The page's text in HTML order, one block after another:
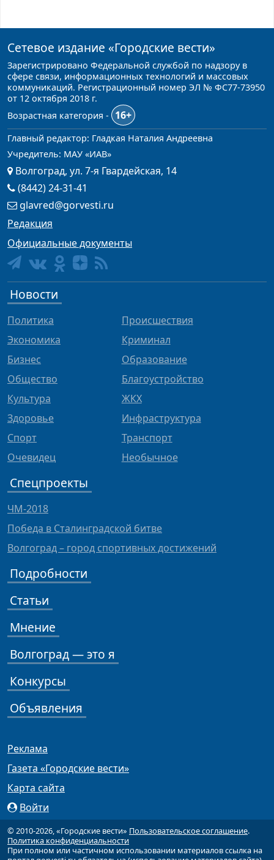
Сетевое издание «Городские вести»
Зарегистрировано Федеральной службой по надзору в
сфере связи, информационных технологий и массовых
коммуникаций. Регистрационный номер ЭЛ № ФС77-73950
от 12 октября 2018 г.
Возрастная категория -
16+
Главный редактор: Гладкая Наталия Андреевна
Учредитель: МАУ «ИАВ»
Волгоград, ул. 7-я Гвардейская, 14
(8442) 24-31-41
glavred@gorvesti.ru
Редакция
Официальные документы
Новости
Политика
Экономика
Бизнес
Общество
Культура
Здоровье
Спорт
Очевидец
Происшествия
Криминал
Образование
Благоустройство
ЖКХ
Инфраструктура
Транспорт
Необычное
Спецпроекты
ЧМ-2018
Победа в Сталинградской битве
Волгоград – город спортивных достижений
Подробности
Статьи
Мнение
Волгоград — это я
Конкурсы
Объявления
Реклама
Газета «Городские вести»
Карта сайта
Войти
© 2010-2026, «Городские вести» Пользовательское соглашение.
Политика конфиденциальности
При полном или частичном использовании материалов ссылка на